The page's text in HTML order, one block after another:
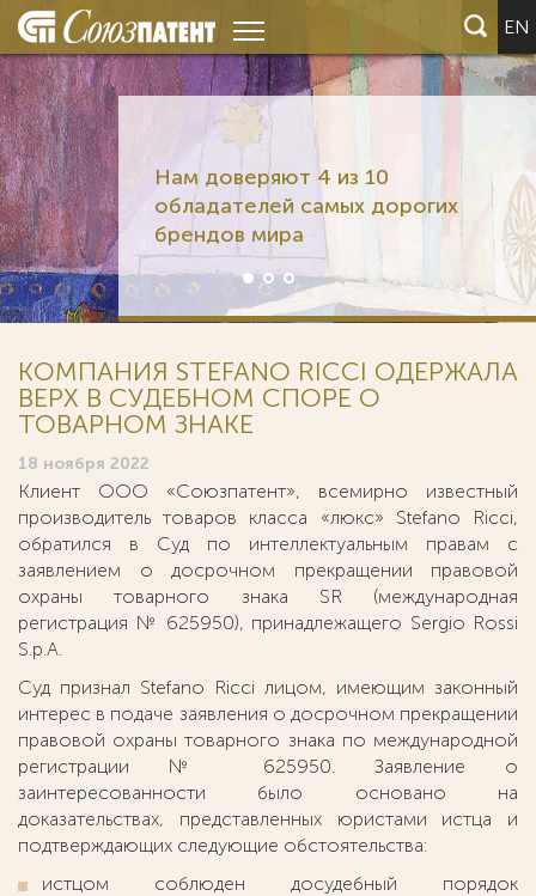
EN
Нам доверяют 4 из 10
обладателей самых дорогих
брендов мира
КОМПАНИЯ STEFANO RICCI ОДЕРЖАЛА
ВЕРХ В СУДЕБНОМ СПОРЕ О
ТОВАРНОМ ЗНАКЕ
18 ноября 2022
Клиент ООО «Союзпатент», всемирно известный
производитель товаров класса «люкс» Stefano Ricci,
обратился в Суд по интеллектуальным правам с
заявлением о досрочном прекращении правовой
охраны товарного знака SR (международная
регистрация № 625950), принадлежащего Sergio Rossi
S.p.A.
Суд признал Stefano Ricci лицом, имеющим законный
интерес в подаче заявления о досрочном прекращении
правовой охраны товарного знака по международной
регистрации № 625950. Заявление о
заинтересованности было основано на
доказательствах, представленных юристами истца и
подтверждающих следующие обстоятельства:
истцом соблюден досудебный порядок